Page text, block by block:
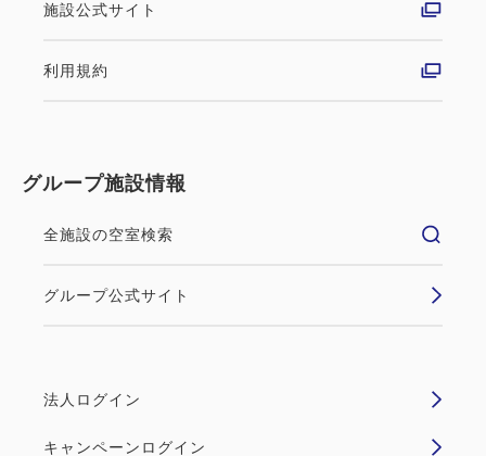
施設公式サイト
利用規約
グループ施設情報
全施設の空室検索
グループ公式サイト
法人ログイン
キャンペーンログイン